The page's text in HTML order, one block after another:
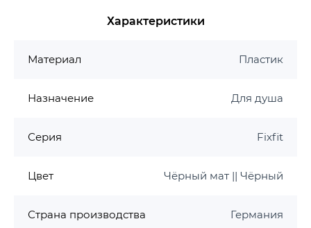
с обратным клапаном
Характеристики
Материал Пластик
Назначение Для душа
Серия Fixfit
Цвет Чёрный мат || Чёрный
Страна производства Германия